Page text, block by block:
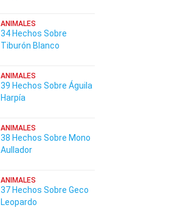
ANIMALES
34 Hechos Sobre
Tiburón Blanco
ANIMALES
39 Hechos Sobre Águila
Harpía
ANIMALES
38 Hechos Sobre Mono
Aullador
ANIMALES
37 Hechos Sobre Geco
Leopardo